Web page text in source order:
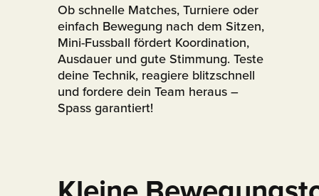
Ob schnelle Matches, Turniere oder
einfach Bewegung nach dem Sitzen,
Mini-Fussball fördert Koordination,
Ausdauer und gute Stimmung. Teste
deine Technik, reagiere blitzschnell
und fordere dein Team heraus –
Spass garantiert!